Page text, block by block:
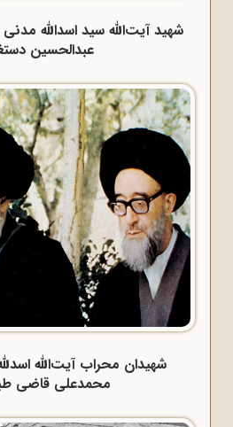
شهید آیت‌الله سید اسدالله
عبدالحسین
شهیدان محراب آیت‌الله
محمدعلی قاضی